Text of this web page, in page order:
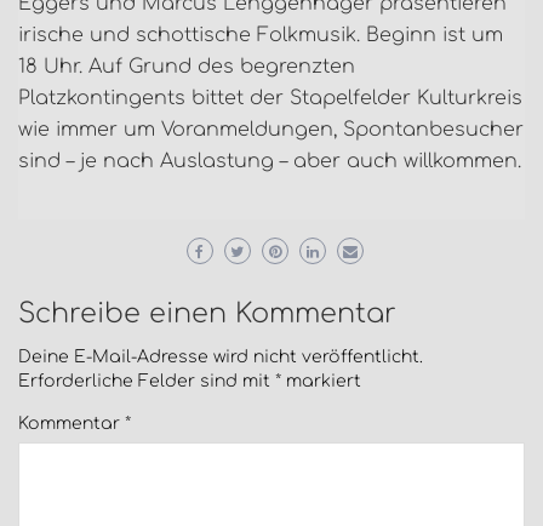
irische und schottische Folkmusik. Beginn ist um
18 Uhr. Auf Grund des begrenzten
Platzkontingents bittet der Stapelfelder Kulturkreis
wie immer um Voranmeldungen, Spontanbesucher
sind – je nach Auslastung – aber auch willkommen.
Schreibe einen Kommentar
Deine E-Mail-Adresse wird nicht veröffentlicht.
Erforderliche Felder sind mit * markiert
Kommentar *